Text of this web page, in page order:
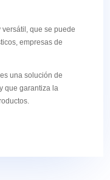
que se puede
empresas de
es una solución de
que garantiza la